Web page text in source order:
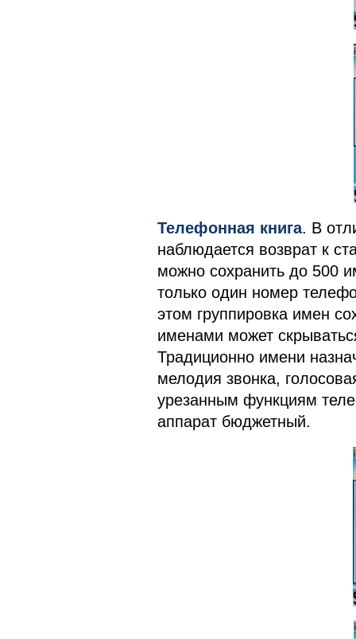
Телефонная книга. В
наблюдается возврат к
можно сохранить до 500
только один номер
этом группировка имен
именами может
Традиционно имени
мелодия звонка,
урезанным функциям
аппарат бюджетный.